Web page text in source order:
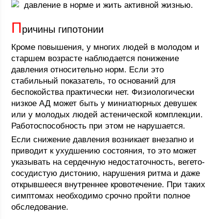
давление в норме и жить активной жизнью.
Причины гипотонии
Кроме повышения, у многих людей в молодом и
старшем возрасте наблюдается понижение
давления относительно норм. Если это
стабильный показатель, то оснований для
беспокойства практически нет. Физиологически
низкое АД может быть у миниатюрных девушек
или у молодых людей астенической комплекции.
Работоспособность при этом не нарушается.
Если снижение давления возникает внезапно и
приводит к ухудшению состояния, то это может
указывать на сердечную недостаточность, вегето-
сосудистую дистонию, нарушения ритма и даже
открывшееся внутреннее кровотечение. При таких
симптомах необходимо срочно пройти полное
обследование.